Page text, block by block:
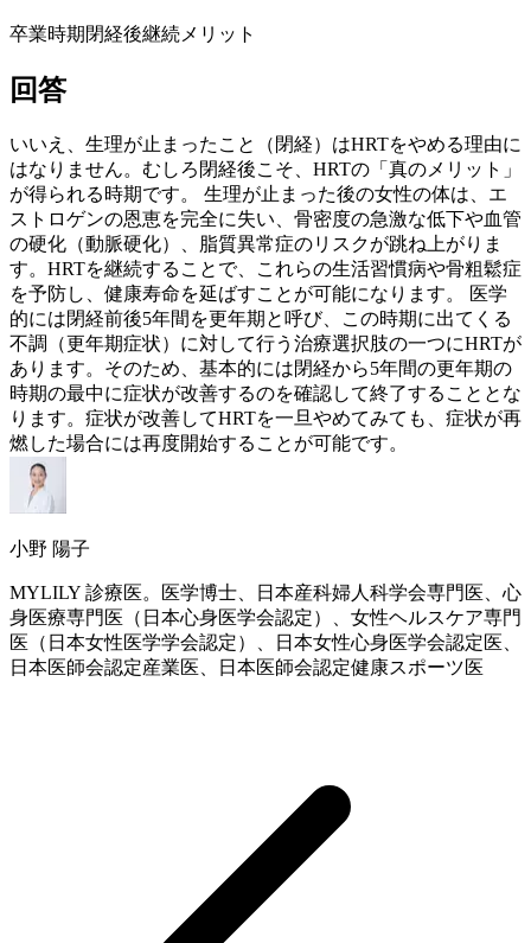
卒業時期 閉経後継続メリット
回答
いいえ、生理が止まったこと（閉経）はHRTをやめる理由に
はなりません。むしろ閉経後こそ、 HRTの「真のメリット」
が得られる時期です。 生理が止まった後の女性の体は、 エ
ストロゲンの恩恵を完全に失い、 骨密度の急激な低下や血管
の硬化（動脈硬化）、脂質異常症のリスクが跳ね上がりま
す。 HRTを継続することで、これらの生活習慣病や骨粗鬆症
を予防し、健康寿命を延ばすことが可能になります。 医学
的には閉経前後5年間を更年期 と呼び、この時期に出てくる
不調（更年期症状）に対して行う治療選択肢の一つにHRTが
あります。そのため、基本的には閉経から5年間の更年期の
時期の最中に症状が改善するのを確認して終了することとな
ります。症状が改善してHRTを一旦やめてみても、症状が再
燃した場合には再度開始することが可能です。
小野 陽子
MYLILY 診療医。医学博士、日本産科婦人科学会専門医、心
身医療専門医（日本心身医学会認定）、女性ヘルスケア専門
医（日本女性医学学会認定）、日本女性心身医学会認定医、
日本医師会認定産業医、日本医師会認定健康スポーツ医